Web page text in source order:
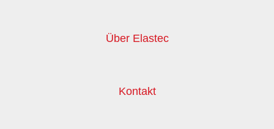
Über Elastec
Kontakt